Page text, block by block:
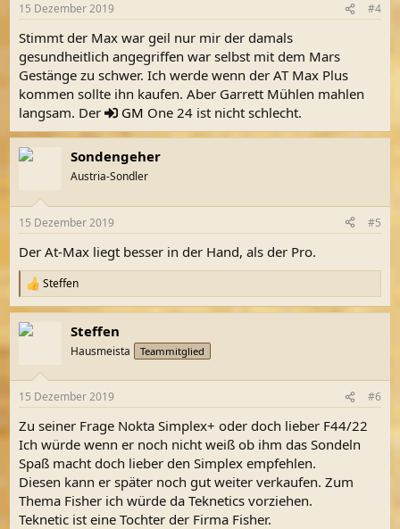
e
:
15 Dezember 2019 #4
Stimmt der Max war geil nur mir der damals
gesundheitlich angegriffen war selbst mit dem Mars
Gestänge zu schwer. Ich werde wenn der AT Max Plus
kommen sollte ihn kaufen. Aber Garrett Mühlen mahlen
langsam. Der
GM One 24 ist nicht schlecht.
Sondengeher
Austria-Sondler
15 Dezember 2019 #5
Der At-Max liegt besser in der Hand, als der Pro.
R
e
a
k
e
:
Steffen
Steffen
Hausmeista Teammitglied
15 Dezember 2019 #6
Zu seiner Frage Nokta Simplex+ oder doch lieber F44/22
Ich würde wenn er noch nicht weiß ob ihm das Sondeln
Spaß macht doch lieber den Simplex empfehlen.
Diesen kann er später noch gut weiter verkaufen. Zum
Thema Fisher ich würde da Teknetics vorziehen.
Teknetic ist eine Tochter der Firma Fisher.